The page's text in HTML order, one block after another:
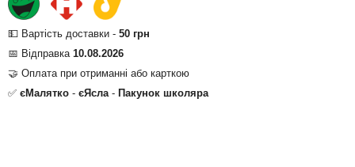
💵 Вартість доставки - 50 грн
📅 Відправка 10.08.2026
🤝 Оплата при отриманні або карткою
✅ єМалятко - єЯсла- Пакунок школяра